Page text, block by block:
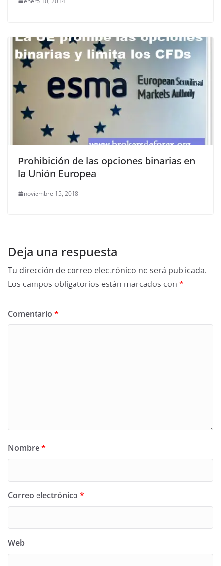
Prohibición de las opciones binarias en
la Unión Europea
noviembre 15, 2018
Deja una respuesta
Tu dirección de correo electrónico no será publicada.
Los campos obligatorios están marcados con *
Comentario *
Nombre*
Correo electrónico *
Web